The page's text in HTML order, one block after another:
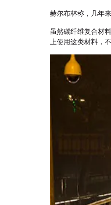
赫尔布林称，几年
虽然碳纤维复合材
上使用这类材料，